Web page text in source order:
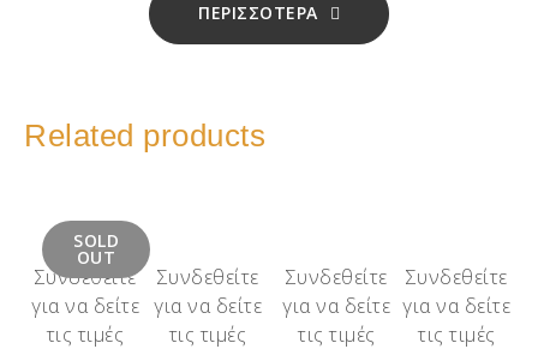
ΠΕΡΙΣΣΟΤΕΡΑ
Related products
SOLD
OUT
Συνδεθείτε
για να δείτε
τις τιμές
Συνδεθείτε
για να δείτε
τις τιμές
Συνδεθείτε
για να δείτε
τις τιμές
Συνδεθείτε
για να δείτε
τις τιμές